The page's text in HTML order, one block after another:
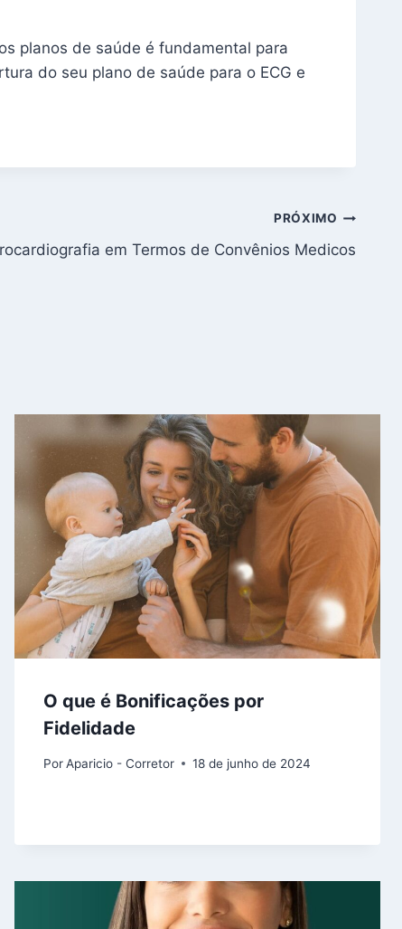
planos de saúde é fundamental para
do seu plano de saúde para o ECG e
PRÓXIMO
em Termos de Convênios Medicos
O que é Bonificações por
Fidelidade
Por Aparicio - Corretor 18 de junho de 2024